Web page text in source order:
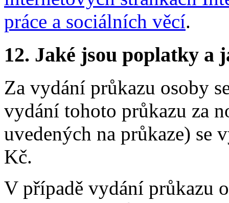
práce a sociálních věcí.
12. Jaké jsou poplatky a
Za vydání průkazu osoby
vydání tohoto průkazu za
uvedených na průkaze) se
Kč.
V případě vydání průkazu